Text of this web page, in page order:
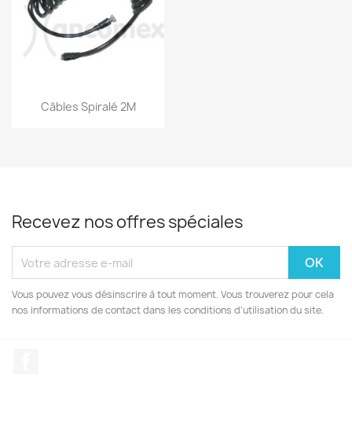
Aperçu rapide
Câbles Spiralé 2M
Recevez nos offres spéciales
Vous pouvez vous désinscrire à tout moment. Vous trouverez pour cela
nos informations de contact dans les conditions d'utilisation du site.